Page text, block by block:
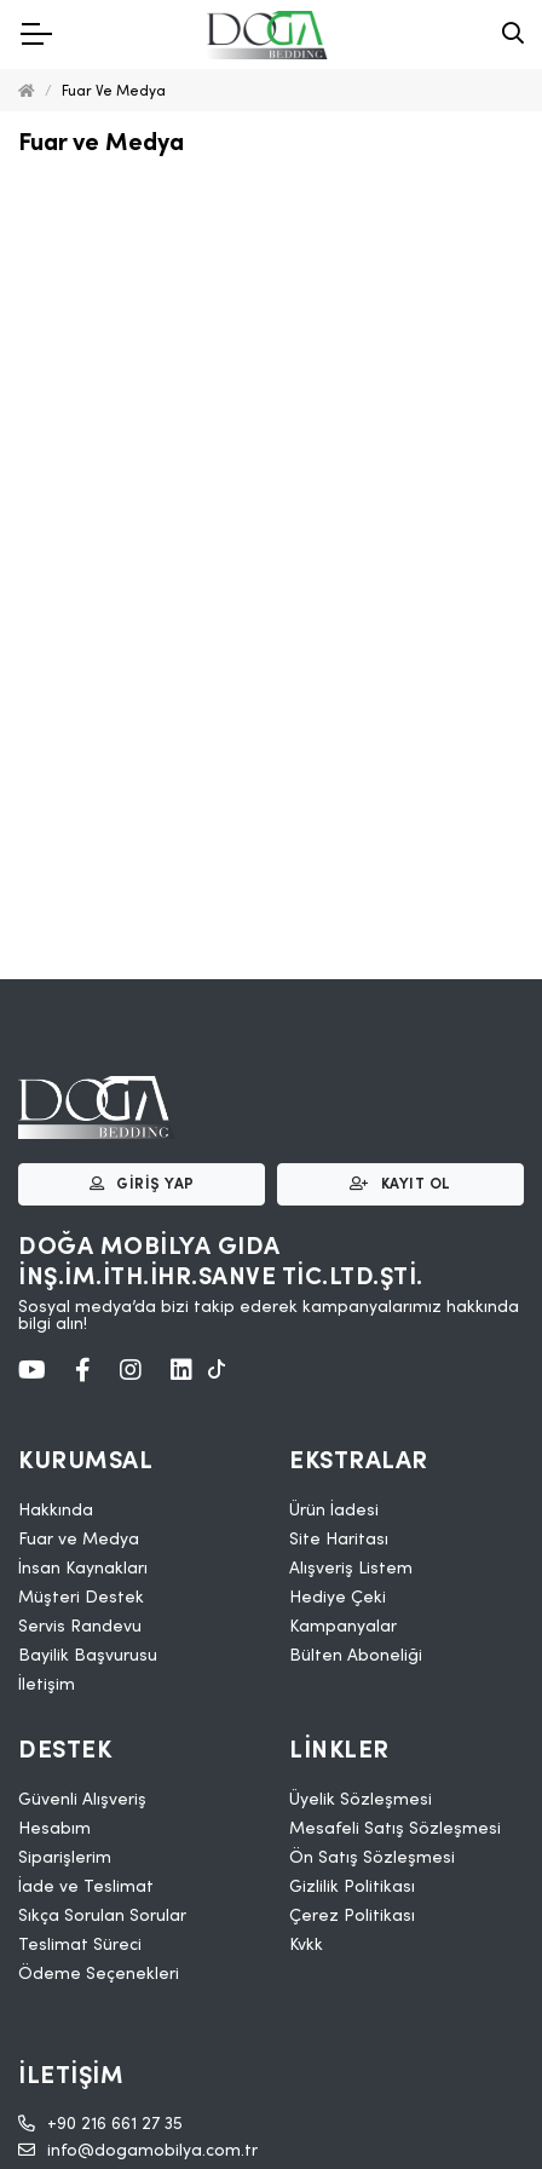
Fuar Ve Medya
Fuar ve Medya
GIRIŞ YAP KAYIT OL
DOĞA MOBİLYA GIDA
İNŞ.İM.İTH.İHR.SANVE TİC.LTD.ŞTİ.
Sosyal medya’da bizi takip ederek kampanyalarımız hakkında
bilgi alın!
KURUMSAL
Hakkında
Fuar ve Medya
İnsan Kaynakları
Müşteri Destek
Servis Randevu
Bayilik Başvurusu
İletişim
EKSTRALAR
Ürün İadesi
Site Haritası
Alışveriş Listem
Hediye Çeki
Kampanyalar
Bülten Aboneliği
DESTEK
Güvenli Alışveriş
Hesabım
Siparişlerim
İade ve Teslimat
Sıkça Sorulan Sorular
Teslimat Süreci
Ödeme Seçenekleri
LINKLER
Üyelik Sözleşmesi
Mesafeli Satış Sözleşmesi
Ön Satış Sözleşmesi
Gizlilik Politikası
Çerez Politikası
Kvkk
İLETIŞIM
+90 216 661 27 35
info@dogamobilya.com.tr